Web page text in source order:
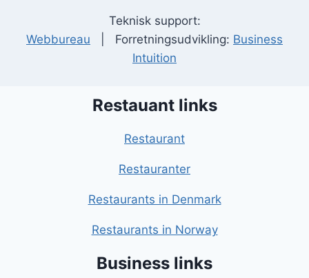
Teknisk support:
Webbureau | Forretningsudvikling: Business
Intuition
Restauant links
Restaurant
Restauranter
Restaurants in Denmark
Restaurants in Norway
Business links